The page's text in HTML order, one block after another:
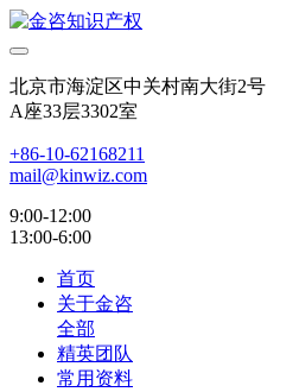
北京市海淀区中关村南大街2号
A座33层3302室
+86-10-62168211
mail@kinwiz.com
9:00-12:00
13:00-6:00
首页
关于金咨
全部
精英团队
常用资料